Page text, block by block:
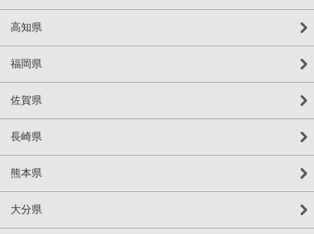
高知県
福岡県
佐賀県
長崎県
熊本県
大分県